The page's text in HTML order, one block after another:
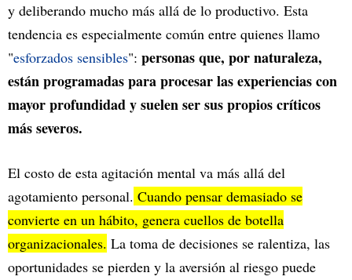
y deliberando mucho más allá de lo productivo. Esta
tendencia es especialmente común entre quienes llamo
"esforzados sensibles": personas que, por naturaleza,
están programadas para procesar las experiencias con
mayor profundidad y suelen ser sus propios críticos
más severos.
El costo de esta agitación mental va más allá del
agotamiento personal. Cuando pensar demasiado se
convierte en un hábito, genera cuellos de botella
organizacionales. La toma de decisiones se ralentiza, las
oportunidades se pierden y la aversión al riesgo puede